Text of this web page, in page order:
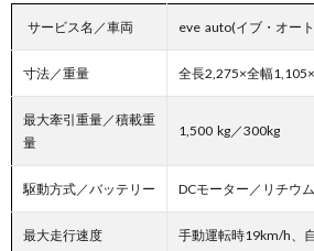
サービス名／車両 eve auto(イブ・オー
寸法／重量 全長2,275×全幅
最大牽引重量／積載重
量
1,500 kg／300kg
駆動方式／バッテリー DCモーター／リチウ
最大走行速度 手動運転時19km/h、